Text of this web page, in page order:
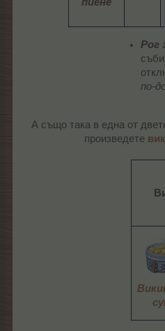
пиене
Рог
по-
А също така в една от
произведете